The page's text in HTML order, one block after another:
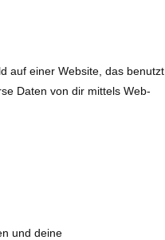
auf einer Website, das benutzt
Daten von dir mittels Web-
und deine